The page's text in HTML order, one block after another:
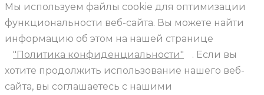
Мы используем файлы cookie для оптимизации
функциональности веб-сайта. Вы можете найти
информацию об этом на нашей странице
"Политика конфиденциальности"
. Если вы
хотите продолжить использование нашего веб-
сайта, вы соглашаетесь с нашими